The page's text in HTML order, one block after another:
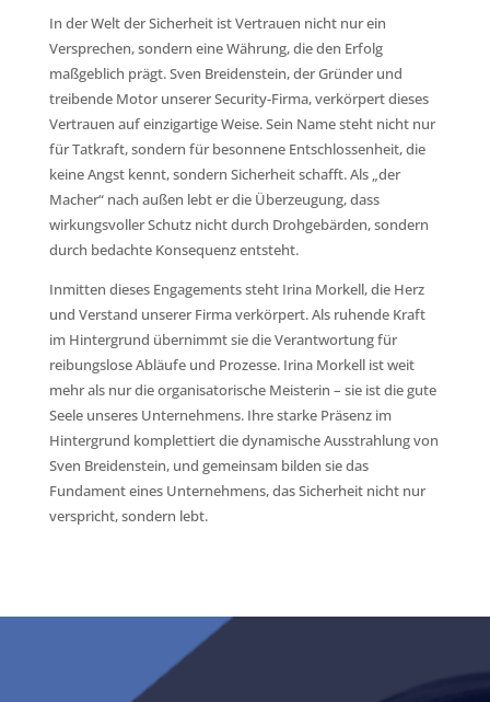
In der Welt der Sicherheit ist Vertrauen nicht nur ein
Versprechen, sondern eine Währung, die den Erfolg
maßgeblich prägt. Sven Breidenstein, der Gründer und
treibende Motor unserer Security-Firma, verkörpert dieses
Vertrauen auf einzigartige Weise. Sein Name steht nicht nur
für Tatkraft, sondern für besonnene Entschlossenheit, die
keine Angst kennt, sondern Sicherheit schafft. Als „der
Macher“ nach außen lebt er die Überzeugung, dass
wirkungsvoller Schutz nicht durch Drohgebärden, sondern
durch bedachte Konsequenz entsteht.
Inmitten dieses Engagements steht Irina Morkell, die Herz
und Verstand unserer Firma verkörpert. Als ruhende Kraft
im Hintergrund übernimmt sie die Verantwortung für
reibungslose Abläufe und Prozesse. Irina Morkell ist weit
mehr als nur die organisatorische Meisterin – sie ist die gute
Seele unseres Unternehmens. Ihre starke Präsenz im
Hintergrund komplettiert die dynamische Ausstrahlung von
Sven Breidenstein, und gemeinsam bilden sie das
Fundament eines Unternehmens, das Sicherheit nicht nur
verspricht, sondern lebt.